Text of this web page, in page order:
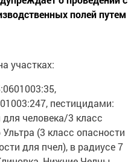
полей путем
участках:
пестицидами:
человека/3 класс
(3 класс опасности
для пчел), в радиусе 7